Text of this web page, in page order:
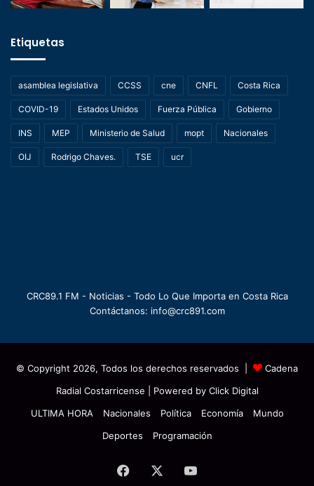
Etiquetas
asamblea legislativa CCSS cne CNFL Costa Rica
COVID-19 Estados Unidos Fuerza Pública Gobierno
INS MEP Ministerio de Salud mopt Nacionales
OIJ Rodrigo Chaves. TSE ucr
CRC89.1 FM - Noticias - Todo Lo Que Importa en Costa Rica
Contáctanos: info@crc891.com
© Copyright 2026, Todos los derechos reservados |
Cadena
Radial Costarricense | Powered by Click Digital
ULTIMA HORA
Nacionales Política Economía
Mundo
Deportes
Programación
Facebook YouTube